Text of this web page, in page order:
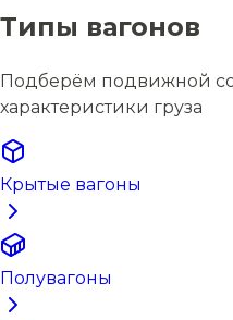
Типы вагонов
Подберём подвижной
характеристики груза
Крытые вагоны
Полувагоны